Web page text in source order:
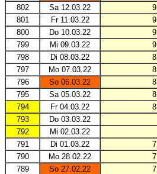
802
Sa 12.03.22
801
Fr 11.03.22
800
Do 10.03.22
799
Mi 09.03.22
798
Di 08.03.22
797
Mo 07.03.22
796
So 06.03.22
795
Sa 05.03.22
794
Fr 04.03.22
793
Do 03.03.22
792
Mi 02.03.22
791
Di 01.03.22
790
Mo 28.02.22
789
So 27.02.22